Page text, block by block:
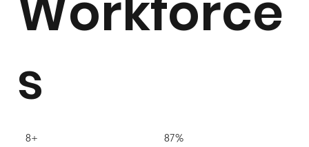
s
87%
8+